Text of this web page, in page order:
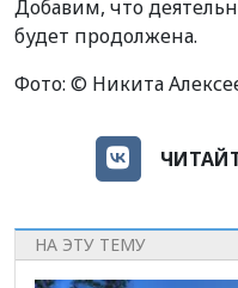
Добавим, что
будет продолжена.
Фото: © Никита
НА ЭТУ ТЕМУ